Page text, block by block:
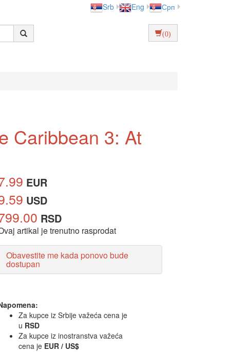
Srb Eng Срп
(0)
Caribbean 3: At
EUR
USD
RSD
artikal je trenutno rasprodat
Obavestite me kada ponovo bude
dostupan
Za kupce iz Srbije važeća cena je
u RSD
Za kupce iz inostranstva važeća
cena je EUR / US$